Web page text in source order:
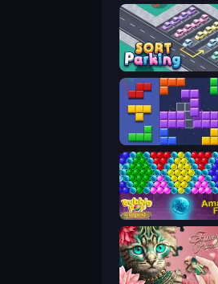
Sort Parking
Blocks and that’s it
Bubble Pop Legend